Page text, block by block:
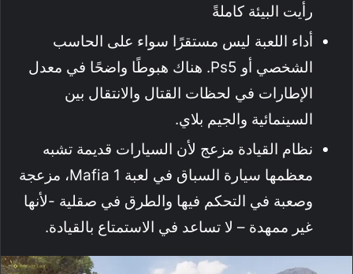
رأيت البيئة كاملةً
أداء اللعبة ليس مستقرًا سواء على الحاسب
الشخصي أو Ps5. هناك هبوطًا واضحًا في معدل
الإطارات في لحظات القتال والانتقال بين
السينمائية والجيم بلاي.
نظام القيادة مزعج لأن السيارات قديمة تشبه
معظمها سيارة السباق في لعبة Mafia 1، مزعجة
وصعبة في التحكم فيها والطرق في صقلية -لأنها
غير ممهدة – لا تساعد في الاستمتاع بالقيادة.